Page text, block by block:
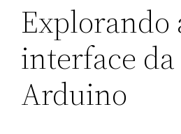
Explorando
interface da
Arduino